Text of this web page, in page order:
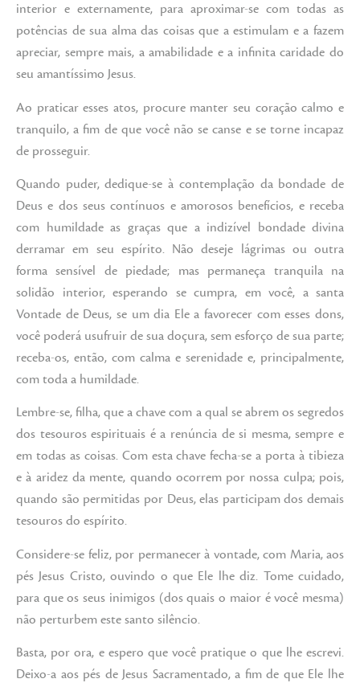
interior e externamente, para aproximar-se com todas as
potências de sua alma das coisas que a estimulam e a fazem
apreciar, sempre mais, a amabilidade e a infinita caridade do
seu amantíssimo Jesus.
Ao praticar esses atos, procure manter seu coração calmo e
tranquilo, a fim de que você não se canse e se torne incapaz
de prosseguir.
Quando puder, dedique-se à contemplação da bondade de
Deus e dos seus contínuos e amorosos benefícios, e receba
com humildade as graças que a indizível bondade divina
derramar em seu espírito. Não deseje lágrimas ou outra
forma sensível de piedade; mas permaneça tranquila na
solidão interior, esperando se cumpra, em você, a santa
Vontade de Deus, se um dia Ele a favorecer com esses dons,
você poderá usufruir de sua doçura, sem esforço de sua parte;
receba-os, então, com calma e serenidade e, principalmente,
com toda a humildade.
Lembre-se, filha, que a chave com a qual se abrem os segredos
dos tesouros espirituais é a renúncia de si mesma, sempre e
em todas as coisas. Com esta chave fecha-se a porta à tibieza
e à aridez da mente, quando ocorrem por nossa culpa; pois,
quando são permitidas por Deus, elas participam dos demais
tesouros do espírito.
Considere-se feliz, por permanecer à vontade, com Maria, aos
pés Jesus Cristo, ouvindo o que Ele lhe diz. Tome cuidado,
para que os seus inimigos (dos quais o maior é você mesma)
não perturbem este santo silêncio.
Basta, por ora, e espero que você pratique o que lhe escrevi.
Deixo-a aos pés de Jesus Sacramentado, a fim de que Ele lhe